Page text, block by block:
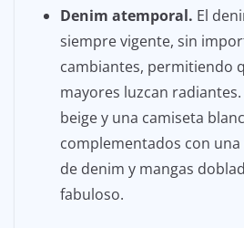
Denim atemporal. El
siempre vigente, sin
cambiantes, permitiendo
mayores luzcan
beige y una camiseta
complementados con una
de denim y mangas
fabuloso.